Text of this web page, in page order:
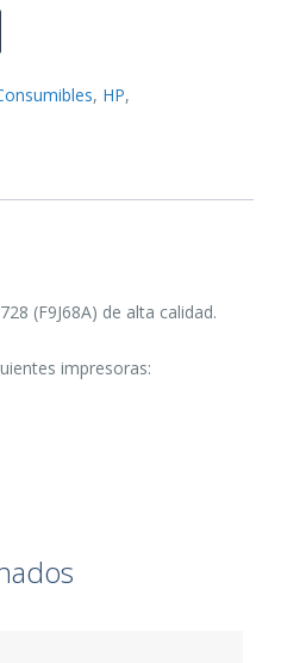
, HP,
(F9J68A) de alta calidad.
impresoras: